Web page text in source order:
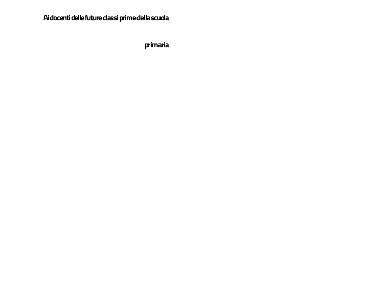
Ai docenti delle future classi prime della scuola
primaria